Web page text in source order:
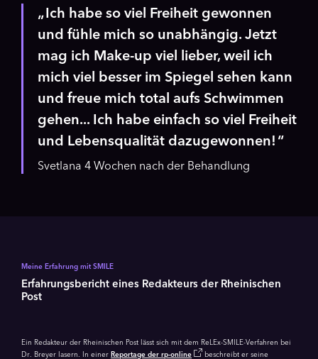
Ich habe so viel Freiheit gewonnen
und fühle mich so unabhängig. Jetzt
mag ich Make-up viel lieber, weil ich
mich viel besser im Spiegel sehen kann
und freue mich total aufs Schwimmen
gehen... Ich habe einfach so viel Freiheit
und Lebensqualität dazugewonnen!
Svetlana 4 Wochen nach der Behandlung
Meine Erfahrung mit SMILE
Erfahrungsbericht eines Redakteurs der Rheinischen
Post
Ein Redakteur der Rheinischen Post lässt sich mit dem ReLEx-SMILE-Verfahren bei
Dr. Breyer lasern. In einer Reportage der rp-online
beschreibt er seine